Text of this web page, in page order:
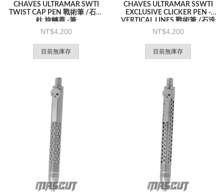
CHAVES ULTRAMAR SWTI
TWIST CAP PEN 戰術筆 /石洗
鈦 旋轉蓋 -筆
4,200
目前無庫存
CHAVES ULTRAMAR SSWTI
EXCLUSIVE CLICKER PEN -
VERTICAL LINES 戰術筆 /石洗
鈦 螺栓機制 -筆
4,200
目前無庫存